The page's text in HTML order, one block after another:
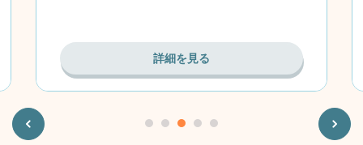
Previous
詳細を見る
Next